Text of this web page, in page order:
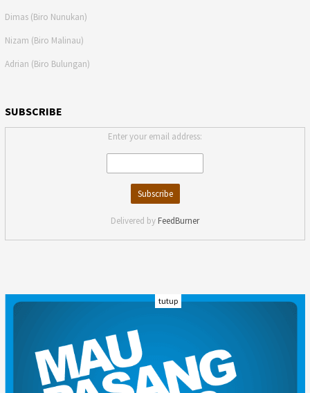
Dimas (Biro Nunukan)
Nizam (Biro Malinau)
Adrian (Biro Bulungan)
SUBSCRIBE
Enter your email address:
Delivered by FeedBurner
INDEKS
KARIR
REDAKSI
PRIVACY POLICY
DISCLAIMER
tutup